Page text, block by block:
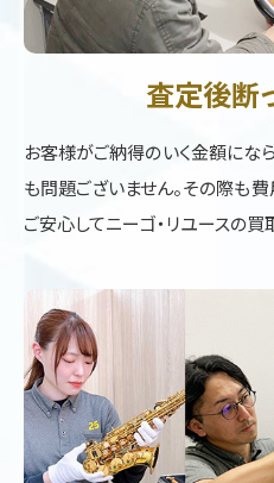
査定後断
お客様がご納得のいく金額にな
も問題ございません。その際も
ご安心してニーゴ・リユースの買